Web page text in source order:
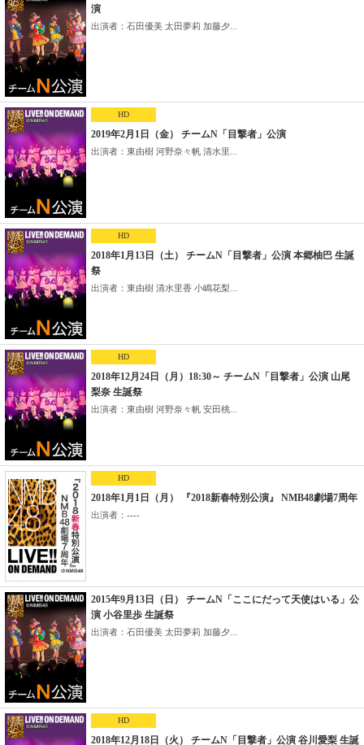
演
出演者：石田優美 太田夢莉 加藤夕...
HD
2019年2月1日（金） チームN「目撃者」公演
出演者：東由樹 河野奈々帆 清水里...
HD
2018年1月13日（土） チームN「目撃者」公演 本郷柚巴 生誕
祭
出演者：東由樹 清水里香 小嶋花梨...
HD
2018年12月24日（月）18:30～ チームN「目撃者」公演 山尾
梨奈 生誕祭
出演者：東由樹 河野奈々帆 安田桃...
HD
2018年1月1日（月） 『2018新春特別公演』 NMB48劇場7周年
出演者：----
2015年9月13日（日） チームN「ここにだって天使はいる」公
演 小谷里歩 生誕祭
出演者：石田優美 太田夢莉 加藤夕...
HD
2018年12月18日（火） チームN「目撃者」公演 谷川愛梨 生誕